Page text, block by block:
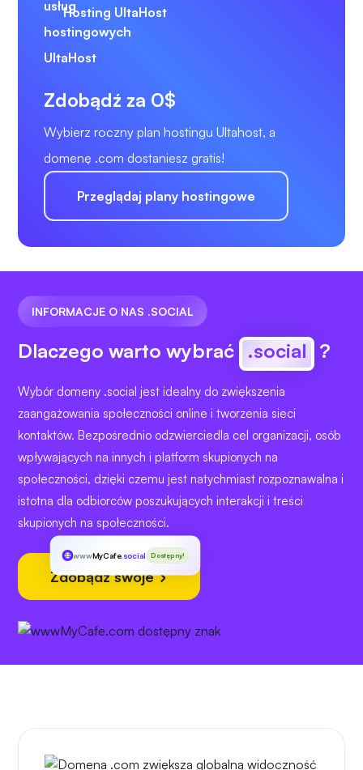
Hosting UltaHost
Zdobądź za 0$
Wybierz roczny plan hostingu Ultahost, a
domenę .com dostaniesz gratis!
Przeglądaj plany hostingowe
INFORMACJE O NAS .SOCIAL
Dlaczego warto wybrać .social ?
Wybór domeny .social jest idealny do zwiększenia
zaangażowania społeczności online i tworzenia sieci
kontaktów. Bezpośrednio odzwierciedla cel organizacji, osób
wpływających na innych i platform skupionych na
społeczności, dzięki czemu jest natychmiast rozpoznawalna i
istotna dla odbiorców poszukujących interakcji i treści
skupionych na społeczności.
Zdobądź swoje
wwwMyCafe.social Dostępny!